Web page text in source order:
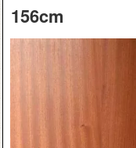
156cm